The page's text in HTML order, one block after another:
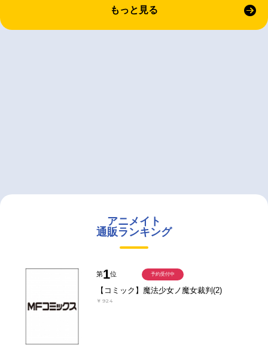
もっと見る
アニメイト
通販ランキング
第1位
【コミック】魔法少女ノ魔女裁判(2)
￥924
予約受付中